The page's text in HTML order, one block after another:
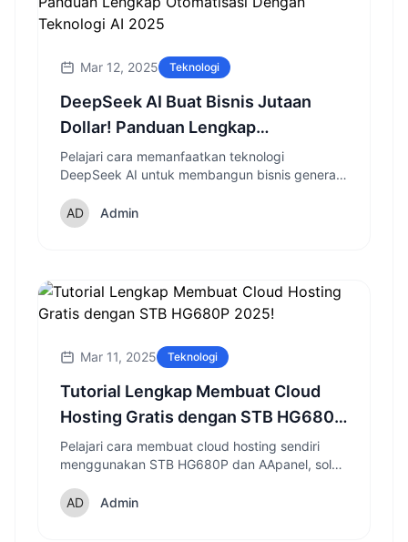
Mar 12, 2025 Teknologi
DeepSeek AI Buat Bisnis Jutaan
Dollar! Panduan Lengkap
Otomatisasi Dengan Teknologi AI
2025
Pelajari cara memanfaatkan teknologi
DeepSeek AI untuk membangun bisnis generasi
panduan lengkap strategi konversi tinggi.
Admin
Mar 11, 2025 Teknologi
Tutorial Lengkap Membuat Cloud
Hosting Gratis dengan STB HG680P
2025!
Pelajari cara membuat cloud hosting sendiri
menggunakan STB HG680P dan AApanel, solusi
24 jam nonstop.
Admin